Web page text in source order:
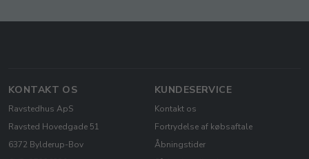
KONTAKT OS
Ravstedhus ApS
Ravsted Hovedgade 51
6372 Bylderup-Bov
KUNDESERVICE
Kontakt os
Fortrydelse af købsaftale
Åbningstider